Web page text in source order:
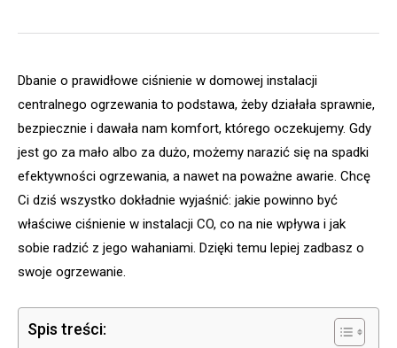
Dbanie o prawidłowe ciśnienie w domowej instalacji
centralnego ogrzewania to podstawa, żeby działała sprawnie,
bezpiecznie i dawała nam komfort, którego oczekujemy. Gdy
jest go za mało albo za dużo, możemy narazić się na spadki
efektywności ogrzewania, a nawet na poważne awarie. Chcę
Ci dziś wszystko dokładnie wyjaśnić: jakie powinno być
właściwe ciśnienie w instalacji CO, co na nie wpływa i jak
sobie radzić z jego wahaniami. Dzięki temu lepiej zadbasz o
swoje ogrzewanie.
Spis treści: